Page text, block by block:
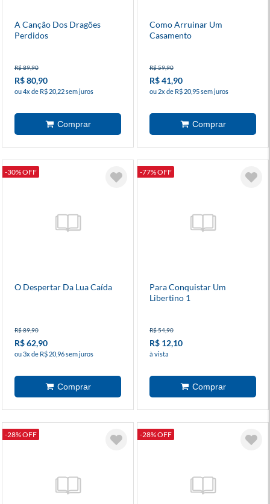
A Canção Dos Dragões
Perdidos
R$ 89,90
R$ 80,90
ou 4x de R$ 20,22 sem juros
Como Arruinar Um
Casamento
R$ 59,90
R$ 41,90
ou 2x de R$ 20,95 sem juros
-30% OFF
O Despertar Da Lua Caída
R$ 89,90
R$ 62,90
ou 3x de R$ 20,96 sem juros
-77% OFF
Para Conquistar Um
Libertino 1
R$ 54,90
R$ 12,10
à vista
-28% OFF -28% OFF